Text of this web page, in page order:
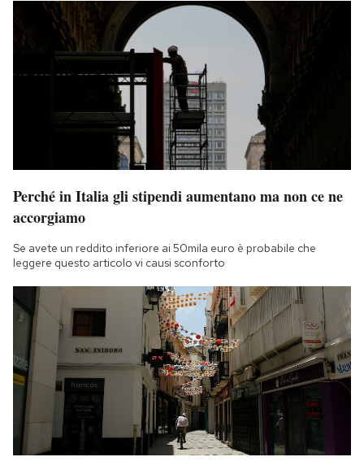
Perché in Italia gli stipendi aumentano ma non ce ne
accorgiamo
Se avete un reddito inferiore ai 50mila euro è probabile che
leggere questo articolo vi causi sconforto